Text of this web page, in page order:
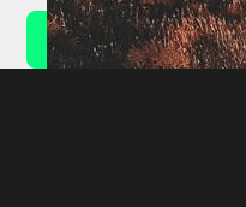
Neem contact op!